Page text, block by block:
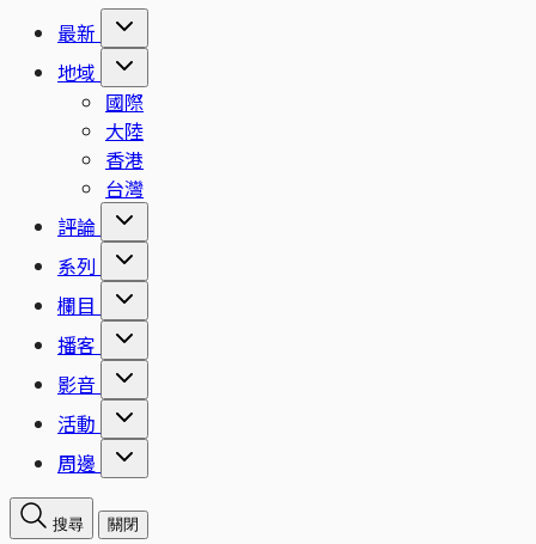
最新
地域
國際
大陸
香港
台灣
評論
系列
欄目
播客
影音
活動
周邊
搜尋 關閉